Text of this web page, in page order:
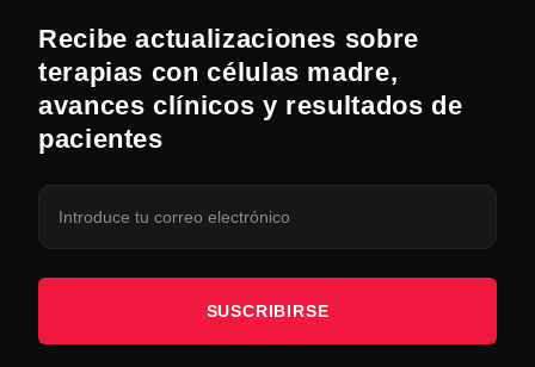
Recibe actualizaciones sobre
terapias con células madre,
avances clínicos y resultados de
pacientes
SUSCRIBIRSE